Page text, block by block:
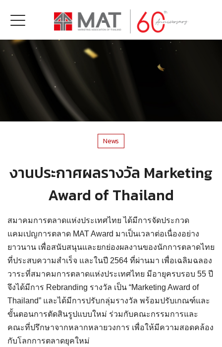
News
งานประกาศผลรางวัล Marketing
Award of Thailand
สมาคมการตลาดแห่งประเทศไทย ได้มีการจัดประกวด
แคมเปญการตลาด MAT Award มาเป็นเวลาต่อเนื่องอย่าง
ยาวนาน เพื่อสนับสนุนและยกย่องผลงานของนักการตลาดไทย
ที่ประสบความสำเร็จ และในปี 2564 ที่ผ่านมา เพื่อเฉลิมฉลอง
วาระที่สมาคมการตลาดแห่งประเทศไทย มีอายุครบรอบ 55 ปี
จึงได้มีการ Rebranding รางวัล เป็น “Marketing Award of
Thailand” และได้มีการปรับกลุ่มรางวัล พร้อมปรับเกณฑ์และ
ขั้นตอนการตัดสินรูปแบบใหม่ ร่วมกับคณะกรรมการและ
คณะที่ปรึกษาจากหลากหลายวงการ เพื่อให้มีความสอดคล้อง
กับโลกการตลาดยุคใหม่